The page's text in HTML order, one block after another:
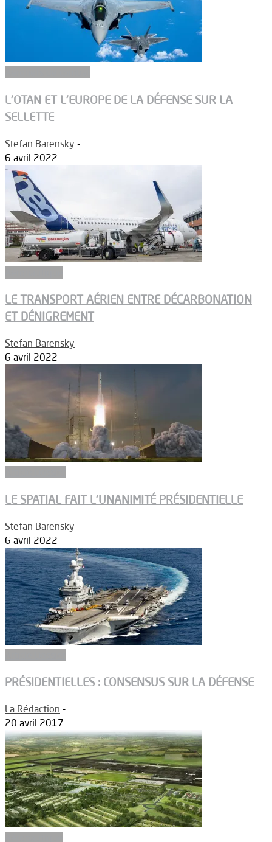
L’OTAN ET L’EUROPE DE LA DÉFENSE SUR LA
SELLETTE
Stefan Barensky -
6 avril 2022
LE TRANSPORT AÉRIEN ENTRE DÉCARBONATION
ET DÉNIGREMENT
Stefan Barensky -
6 avril 2022
LE SPATIAL FAIT L’UNANIMITÉ PRÉSIDENTIELLE
Stefan Barensky -
6 avril 2022
PRÉSIDENTIELLES : CONSENSUS SUR LA DÉFENSE
La Rédaction -
20 avril 2017